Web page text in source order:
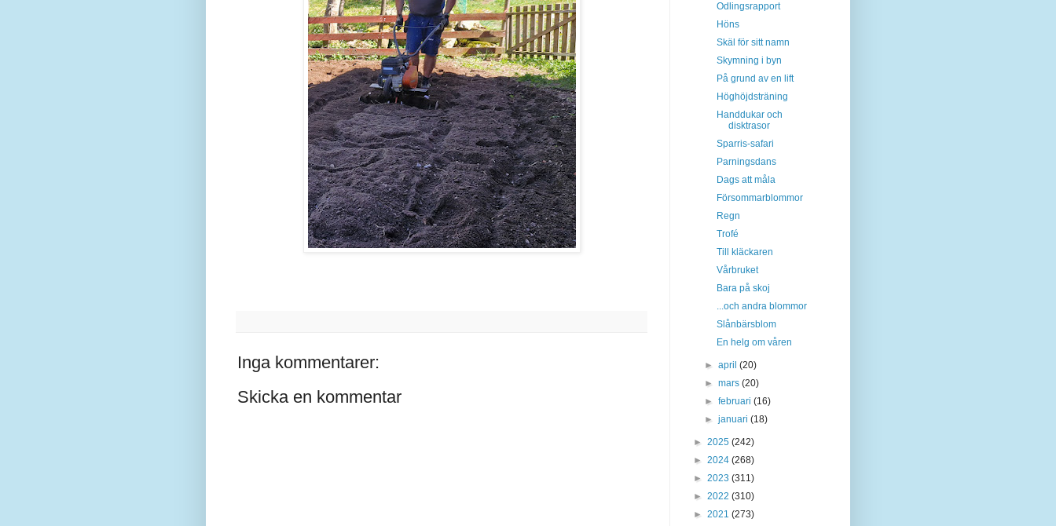
Inga kommentarer:
Skicka en kommentar
Odlingsrapport
Höns
Skäl för sitt namn
Skymning i byn
På grund av en lift
Höghöjdsträning
Handdukar och
disktrasor
Sparris-safari
Parningsdans
Dags att måla
Försommarblommor
Regn
Trofé
Till kläckaren
Vårbruket
Bara på skoj
...och andra blommor
Slånbärsblom
En helg om våren
►april(20)
►mars(20)
►februari(16)
►januari(18)
► 2025 (242)
► 2024 (268)
► 2023 (311)
► 2022 (310)
► 2021 (273)